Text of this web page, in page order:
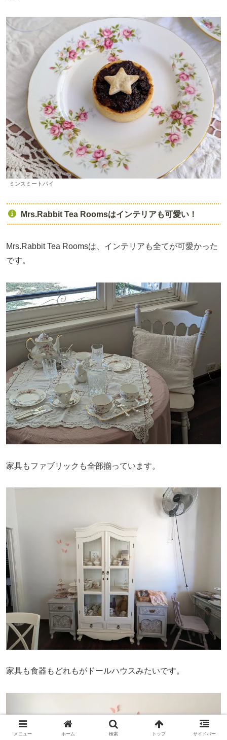
ミンスミートパイ
Mrs.Rabbit Tea Roomsはインテリアも可愛い！
Mrs.Rabbit Tea Roomsは、インテリアも全てが可愛かった
です。
家具もファブリックも全部揃っています。
家具も食器もどれもがドールハウスみたいです。
メニュー ホーム 検索 トップ サイドバー